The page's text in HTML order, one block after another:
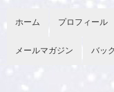
ホーム プロフィール
メールマガジン バッ